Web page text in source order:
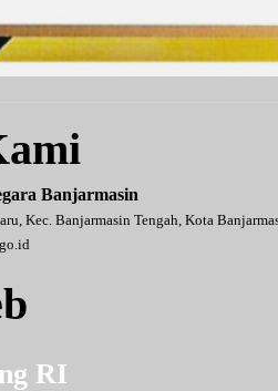
Banjarmasin
Kec. Banjarmasin Tengah, Kota
RI